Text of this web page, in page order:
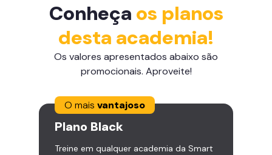
Conheça os planos
desta academia!
Os valores apresentados abaixo são
promocionais. Aproveite!
O mais vantajoso
Plano Black
Treine em qualquer academia da Smart